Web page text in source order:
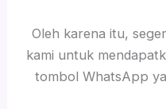
Oleh karena itu,
kami untuk
tombol WhatsApp